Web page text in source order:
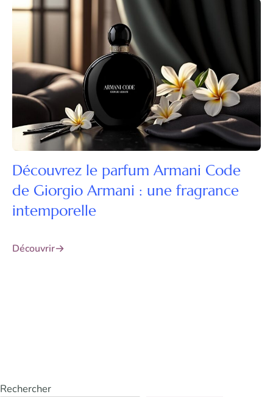
Découvrez le parfum Armani Code
de Giorgio Armani : une fragrance
intemporelle
Découvrir
Rechercher